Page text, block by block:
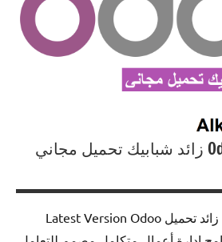
Odoo 19.0.20260522 زائد شبابيك تحميل مجاني
Odoo 19.0.20260522 زائد تحميل Latest Version Odoo